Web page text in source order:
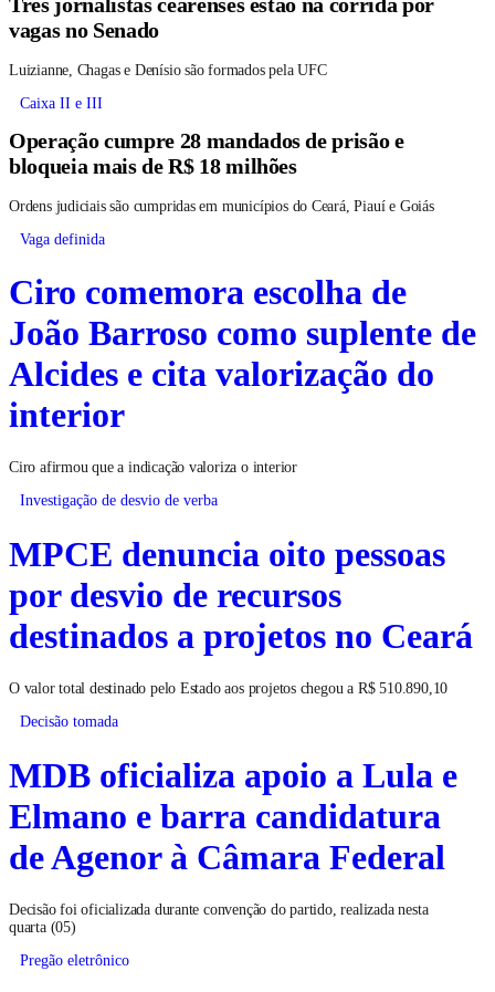
vagas no Senado
Luizianne, Chagas e Denísio são formados pela UFC
Caixa II e III
Operação cumpre 28 mandados de prisão e
bloqueia mais de R$ 18 milhões
Ordens judiciais são cumpridas em municípios do Ceará, Piauí e Goiás
Vaga definida
Ciro comemora escolha de
João Barroso como suplente de
Alcides e cita valorização do
interior
Ciro afirmou que a indicação valoriza o interior
Investigação de desvio de verba
MPCE denuncia oito pessoas
por desvio de recursos
destinados a projetos no Ceará
O valor total destinado pelo Estado aos projetos chegou a R$ 510.890,10
Decisão tomada
MDB oficializa apoio a Lula e
Elmano e barra candidatura
de Agenor à Câmara Federal
Decisão foi oficializada durante convenção do partido, realizada nesta
quarta (05)
Pregão eletrônico